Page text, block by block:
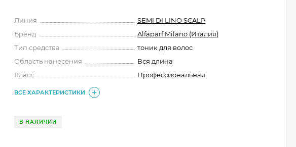
Линия
SEMI DI LINO SCALP
Бренд
Alfaparf Milano (Италия)
Тип средства
тоник для волос
Область нанесения
Вся длина
Класс
Профессиональная
ВСЕ ХАРАКТЕРИСТИКИ
В НАЛИЧИИ